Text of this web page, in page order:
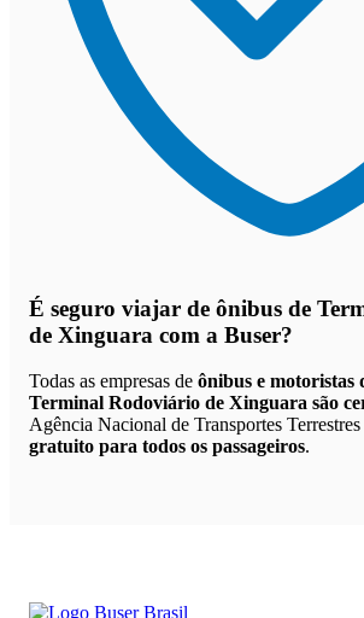
É seguro viajar de ônibus de
de Xinguara com a Buser?
Todas as empresas de ônibus e motoristas
Terminal Rodoviário de Xinguara são
Agência Nacional de Transportes Terrestres
gratuito para todos os passageiros.